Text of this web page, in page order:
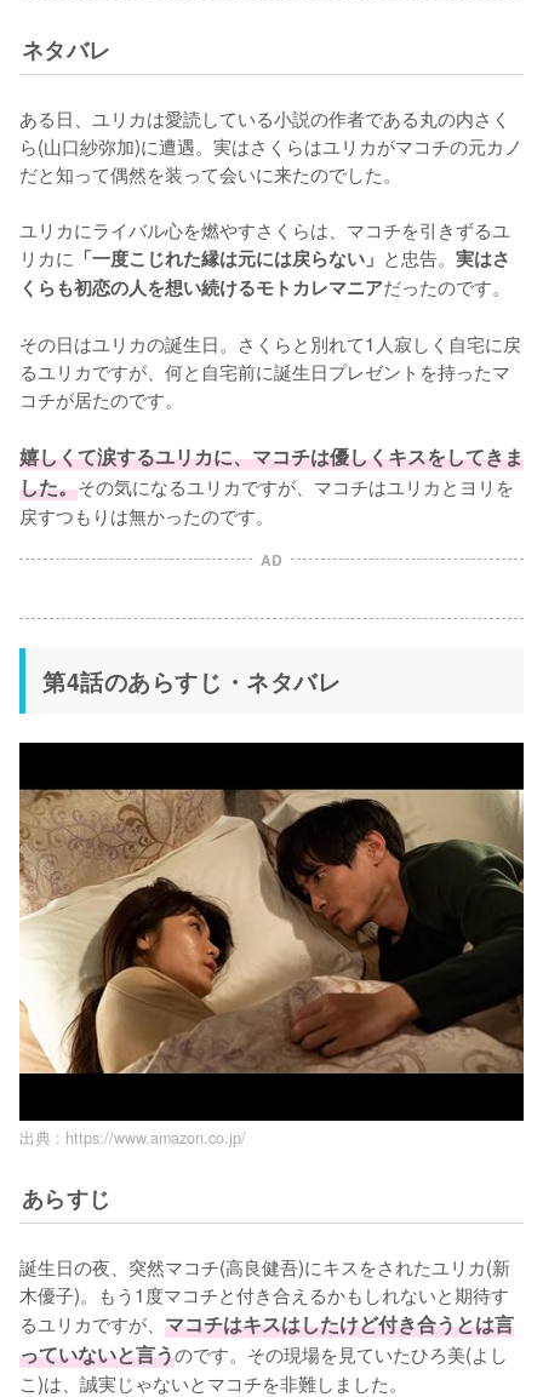
ネタバレ
ある日、ユリカは愛読している小説の作者である丸の内さく
ら(山口紗弥加)に遭遇。実はさくらはユリカがマコチの元カノ
だと知って偶然を装って会いに来たのでした。
ユリカにライバル心を燃やすさくらは、マコチを引きずるユ
リカに 「一度こじれた縁は元には戻らない」 と忠告。 実はさ
くらも初恋の人を想い続けるモトカレマニアだったのです。
その日はユリカの誕生日。さくらと別れて1人寂しく自宅に戻
るユリカですが、何と自宅前に誕生日プレゼントを持ったマ
コチが居たのです。
嬉しくて涙するユリカに、マコチは優しくキスをしてきま
した。その気になるユリカですが、マコチはユリカとヨリを
戻すつもりは無かったのです。
AD
第4話のあらすじ・ネタバレ
出典 : https://www.amazon.co.jp/
あらすじ
誕生日の夜、突然マコチ(高良健吾)にキスをされたユリカ(新
木優子)。もう1度マコチと付き合えるかもしれないと期待す
るユリカですが、 マコチはキスはしたけど付き合うとは言
っていないと言うのです。その現場を見ていたひろ美(よし
こ)は、誠実じゃないとマコチを非難しました。